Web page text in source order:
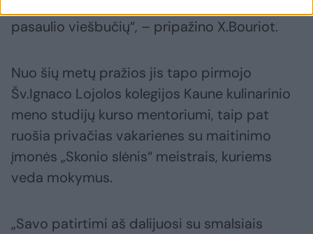
pasaulio viešbučių“, – pripažino X.Bouriot.
Nuo šių metų pražios jis tapo pirmojo
Šv.Ignaco Lojolos kolegijos Kaune kulinarinio
meno studijų kurso mentoriumi, taip pat
ruošia privačias vakarienes su maitinimo
įmonės „Skonio slėnis“ meistrais, kuriems
veda mokymus.
„Savo patirtimi aš dalijuosi su smalsiais